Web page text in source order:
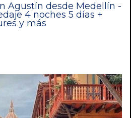
Agustín desde Medellín -
4 noches 5 días +
y más